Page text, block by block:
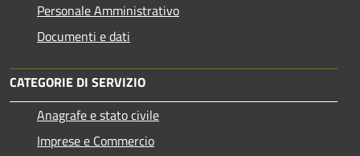
Personale Amministrativo
Documenti e dati
CATEGORIE DI SERVIZIO
Anagrafe e stato civile
Imprese e Commercio